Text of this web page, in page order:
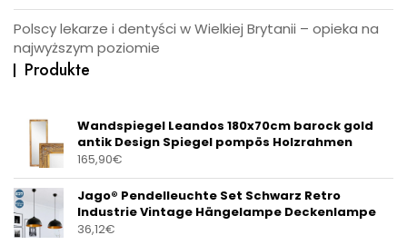
Polscy lekarze i dentyści w Wielkiej Brytanii – opieka na
najwyższym poziomie
Produkte
Wandspiegel Leandos 180x70cm barock gold
antik Design Spiegel pompös Holzrahmen
165,90€
Jago® Pendelleuchte Set Schwarz Retro
Industrie Vintage Hängelampe Deckenlampe
36,12€